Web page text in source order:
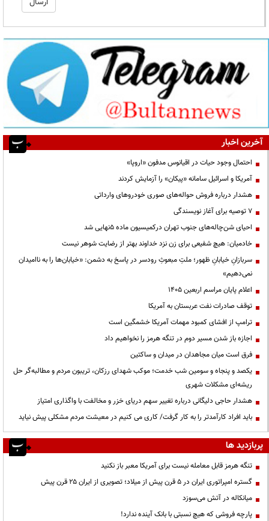
آخرین اخبار
احتمال وجود حیات در اقیانوس مدفون «اروپا»
آمریکا و اسرائیل سامانه «پیکان» را آزمایش کردند
هشدار درباره فروش حواله‌های صوری خودروهای وارداتی
۷ توصیه برای آغاز نویسندگی
احیای شن‌چاله‌های جنوب تهران درکمیسیون ماده ۵نهایی شد
خادمیان: هیچ شفیعی برای زن نزد خداوند بهتر از رضایت شوهر نیست
سربازانِ خیابانِ ظهور؛ ملتِ مبعوثِ رودسر در پاسخ به دشمن: «خیابان‌ها را به ناامیدان
نمی‌دهیم»
اعلام پایان مراسم اربعین ۱۴۰۵
توقف صادرات نفت عربستان به آمریکا
ترامپ از افشای کمبود مهمات آمریکا خشمگین است
اجازه باز شدن مسیر دوم در تنگه هرمز را نخواهیم داد
فرق است میان مجاهدان در میدان و ساکتین
یکصد و پنجاه و سومین شب خدمت؛ موکب شهدای رزکان، تریبون مردم و مطالبه‌گر حل
ریشه‌ای مشکلات شهری
هشدار حاجی دلیگانی درباره تغییر سهم دریای خزر و مخالفت با واگذاری امتیاز
باید افراد کارآمدتر را به کار گرفت/ کاری می کنیم در معیشت مردم مشکلی پیش نیاید
پربازدید ها
تنگه هرمز قابل معامله نیست برای آمریکا معبر باز نکنید
گستره امپراتوری ایران در ۵ قرن پیش از میلاد؛ تصویری از ایران ۲۵ قرن پیش
میانکاله در آتش می‌سوزد
پارچه فروشی که هیچ نسبتی با بانک آینده ندارد!